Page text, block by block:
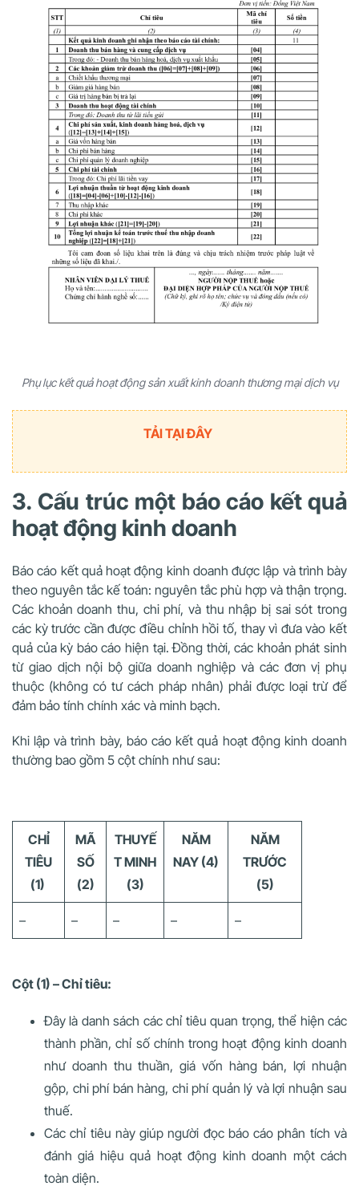
Phụ lục kết quả hoạt động sản xuất kinh doanh thương mại dịch vụ
TẢI TẠI ĐÂY
3. Cấu trúc một báo cáo kết quả
hoạt động kinh doanh
Báo cáo kết quả hoạt động kinh doanh được lập và trình bày
theo nguyên tắc kế toán: nguyên tắc phù hợp và thận trọng.
Các khoản doanh thu, chi phí, và thu nhập bị sai sót trong
các kỳ trước cần được điều chỉnh hồi tố, thay vì đưa vào kết
quả của kỳ báo cáo hiện tại. Đồng thời, các khoản phát sinh
từ giao dịch nội bộ giữa doanh nghiệp và các đơn vị phụ
thuộc (không có tư cách pháp nhân) phải được loại trừ để
đảm bảo tính chính xác và minh bạch.
Khi lập và trình bày, báo cáo kết quả hoạt động kinh doanh
thường bao gồm 5 cột chính như sau:
CHỈ
TIÊU
(1)
MÃ
SỐ
(2)
THUYẾ
T MINH
(3)
NĂM
NAY (4)
NĂM
TRƯỚC
(5)
– – – – –
Cột (1) – Chỉ tiêu:
Đây là danh sách các chỉ tiêu quan trọng, thể hiện các
thành phần, chỉ số chính trong hoạt động kinh doanh
như doanh thu thuần, giá vốn hàng bán, lợi nhuận
gộp, chi phí bán hàng, chi phí quản lý và lợi nhuận sau
thuế.
Các chỉ tiêu này giúp người đọc báo cáo phân tích và
đánh giá hiệu quả hoạt động kinh doanh một cách
toàn diện.